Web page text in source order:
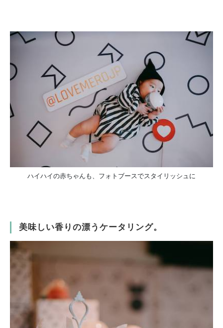
ハイハイの赤ちゃんも、フォトブースでスタイリッシュに
美味しい香りの漂うケータリング。